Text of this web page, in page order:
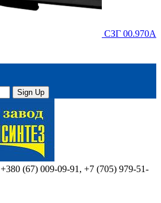
СЗГ 00.970А
Sign Up
+380 (67) 009-09-91, +7 (705) 979-51-